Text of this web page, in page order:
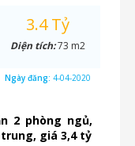
2 phòng ngủ,
giá 3,4 tỷ
3.4 Tỷ
Diện tích:73 m2
Ngày đăng: 4-04-2020